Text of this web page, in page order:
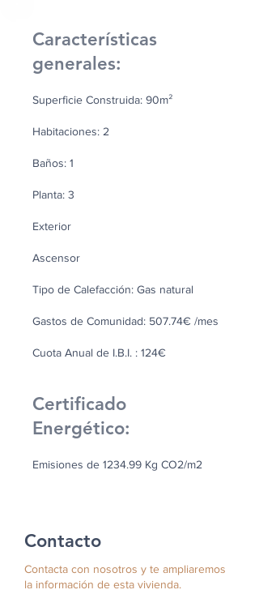
Características
generales:
Superficie Construida: 90m²
Habitaciones: 2
Baños: 1
Planta: 3
Exterior
Ascensor
Tipo de Calefacción: Gas natural
Gastos de Comunidad: 507.74€ /mes
Cuota Anual de I.B.I. : 124€
Certificado
Energético:
Emisiones de 1234.99 Kg CO2/m2
Contacto
Contacta con nosotros y te ampliaremos
la información de esta vivienda.